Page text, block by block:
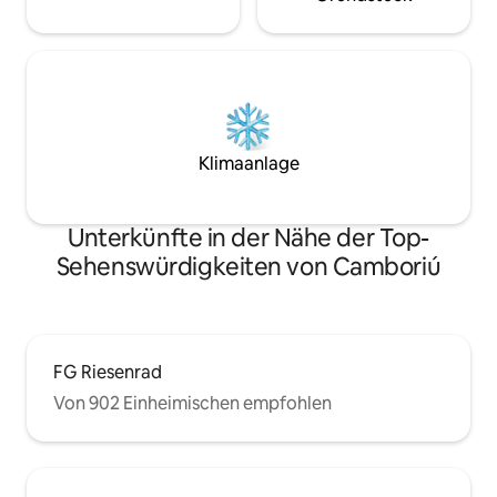
Klimaanlage
Unterkünfte in der Nähe der Top-
Sehenswürdigkeiten von Camboriú
FG Riesenrad
Von 902 Einheimischen empfohlen